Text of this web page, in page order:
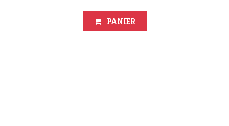
PANIER